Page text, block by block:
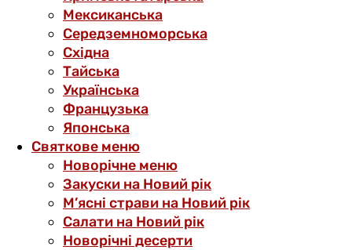
Мексиканська
Середземноморська
Східна
Тайська
Українська
Французька
Японська
Святкове меню
Новорічне меню
Закуски на Новий рік
М’ясні страви на Новий рік
Салати на Новий рік
Новорічні десерти